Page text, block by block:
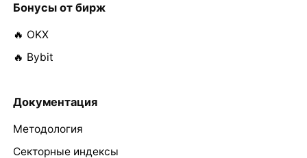
Бонусы от бирж
🔥 OKX
🔥 Bybit
Документация
Методология
Секторные индексы